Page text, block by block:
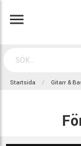
Startsida Gitarr &